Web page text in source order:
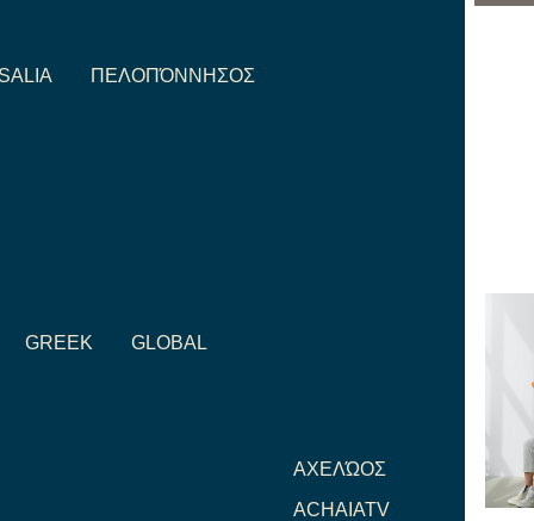
ΠΕΛΟΠΌΝΝΗΣΟΣ
GREEK GLOBAL
ΑΧΕΛΏΟΣ
ACHAIATV